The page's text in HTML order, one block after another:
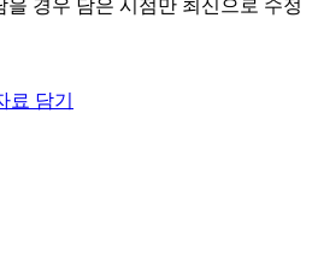
경우 담은 시점만 최신으로 수정
료 담기